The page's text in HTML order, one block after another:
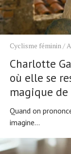
Cyclisme féminin/
Charlotte
où elle se
magique
Quand on
imagine...